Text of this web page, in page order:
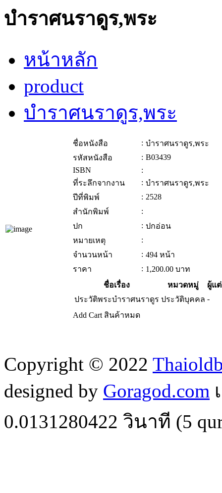
บำราศนราดูร,พระ
หน้าหลัก
product
บำราศนราดูร,พระ
ชื่อหนังสือ : บำราศนราดูร,พระ
รหัสหนังสือ
: B03439
ISBN
:
ที่ระลึกจากงาน
: บำราศนราดูร,พระ
ปีที่พิมพ์
: 2528
สำนักพิมพ์
:
ปก
: ปกอ่อน
หมายเหตุ
:
จำนวนหน้า
: 494 หน้า
ราคา
: 1,200.00 บาท
ชื่อเรื่อง
หมวดหมู่
ผู้แ
ประวัติพระบำราศนราดูร ประวัติบุคคล -
Add Cart สินค้าหมด
Copyright © 2022
designed by Goragod.com
0.0131280422 วินาที (5